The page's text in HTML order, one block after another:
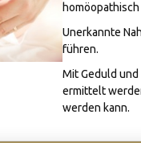
Unerkannte
führen.
Mit Geduld
ermittelt
werden kann.